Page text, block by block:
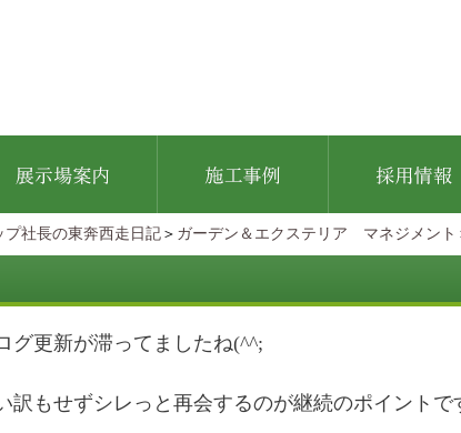
プ社長の東奔西走日記 ＞ ガーデン＆エクステリア マネジメント
グ更新が滞ってましたね(^^;
訳もせずシレっと再会するのが継続のポイントで